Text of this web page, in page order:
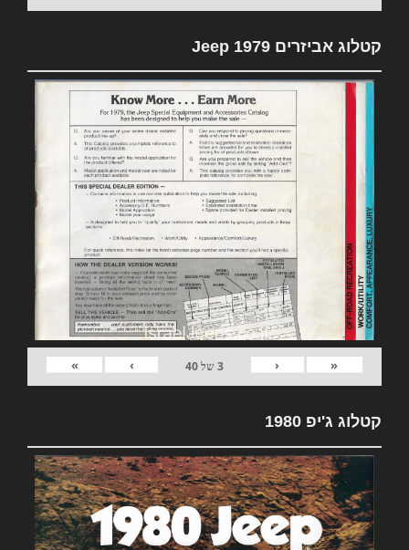
קטלוג אביזרים 1979 Jeep
«
‹
3של40
›
»
קטלוג ג'יפ 1980